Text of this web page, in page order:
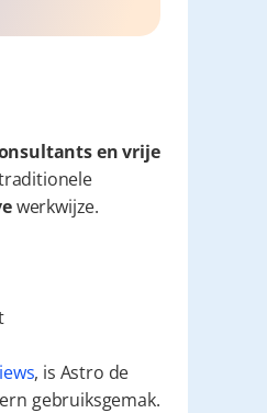
en vrije
werkwijze.
, is Astro de
gebruiksgemak.